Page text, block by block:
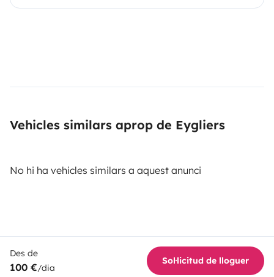
Vehicles similars aprop de Eygliers
No hi ha vehicles similars a aquest anunci
Des de
100 €/dia
Sol·licitud de lloguer